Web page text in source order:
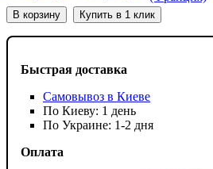
Быстрая доставка
Самовывоз в Киеве
По Киеву: 1 день
По Украине: 1-2 дня
Оплата
В корзину Купить в 1 клик